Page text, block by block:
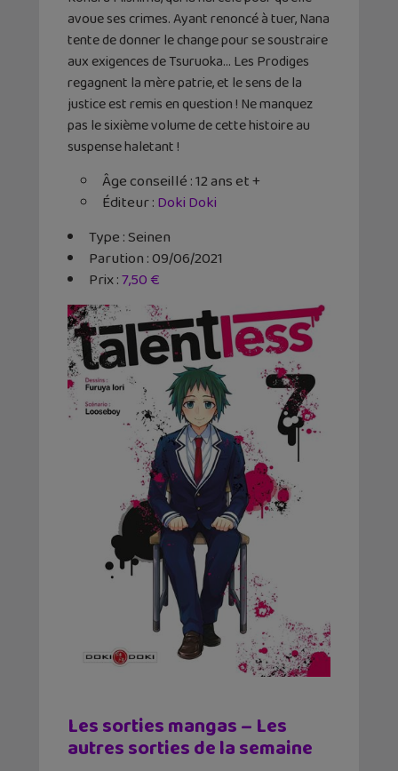
avoue ses crimes. Ayant renoncé à tuer, Nana
tente de donner le change pour se soustraire
aux exigences de Tsuruoka… Les Prodiges
regagnent la mère patrie, et le sens de la
justice est remis en question ! Ne manquez
pas le sixième volume de cette histoire au
suspense haletant !
Âge conseillé : 12 ans et +
Éditeur :Doki Doki
Type : Seinen
Parution : 09/06/2021
Prix :7,50 €
Les sorties mangas – Les
autres sorties de la semaine